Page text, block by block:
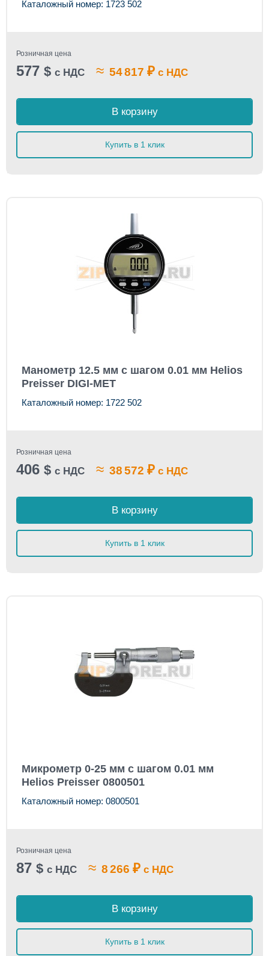
Каталожный номер: 1723 502
Розничная цена
577 $ с НДС ≈ 54 817 ₽ с НДС
В корзину
Купить в 1 клик
Манометр 12.5 мм с шагом 0.01 мм Helios
Preisser DIGI-MET
Каталожный номер: 1722 502
Розничная цена
406 $ с НДС ≈ 38 572 ₽ с НДС
В корзину
Купить в 1 клик
Микрометр 0-25 мм с шагом 0.01 мм
Helios Preisser 0800501
Каталожный номер: 0800501
Розничная цена
87 $ с НДС ≈ 8 266 ₽ с НДС
В корзину
Купить в 1 клик